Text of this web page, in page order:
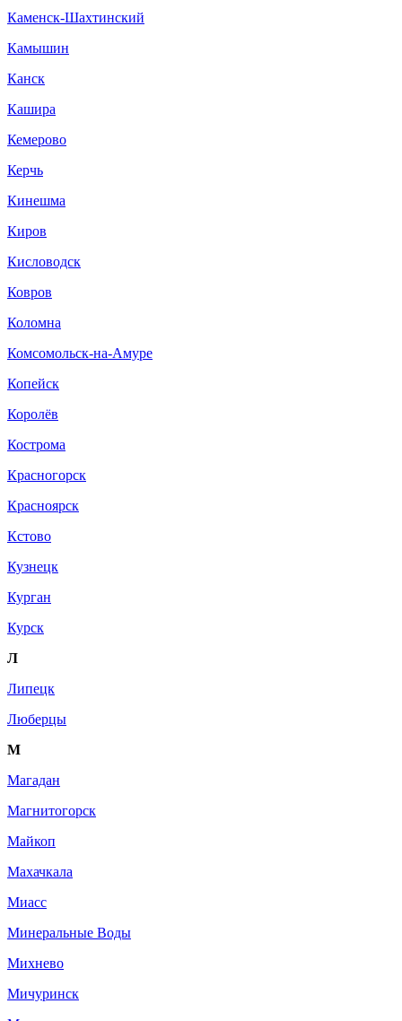
Каменск-Шахтинский
Камышин
Канск
Кашира
Кемерово
Керчь
Кинешма
Киров
Кисловодск
Ковров
Коломна
Комсомольск-на-Амуре
Копейск
Королёв
Кострома
Красногорск
Красноярск
Кстово
Кузнецк
Курган
Курск
Л
Липецк
Люберцы
М
Магадан
Магнитогорск
Майкоп
Махачкала
Миасс
Минеральные Воды
Михнево
Мичуринск